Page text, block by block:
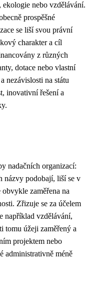
nebo vzdělávání.
prospěšné
se liší svou právní
charakter a cíl
z různých
dotace nebo vlastní
nezávislosti na státu
inovativní řešení a
nadačních organizací:
názvy podobají, liší se v
zaměřena na
Zřizuje se za účelem
například vzdělávání,
tomu úžeji zaměřený a
projektem nebo
administrativně méně